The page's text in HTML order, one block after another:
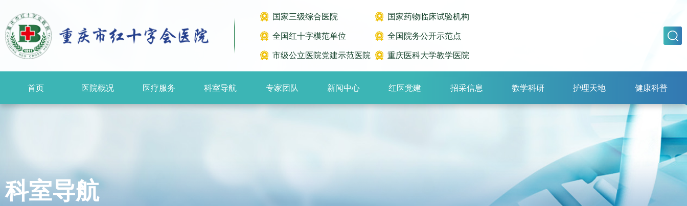
国家三级综合医院
国家药物临床试验机构
全国红十字模范单位
全国院务公开示范点
市级公立医院党建示范医院
重庆医科大学教学医院
首页 医院概况 医疗服务 科室导航 专家团队 新闻中心 红医党建 招采信息 教学科研 护理天地 健康科普
科室导航